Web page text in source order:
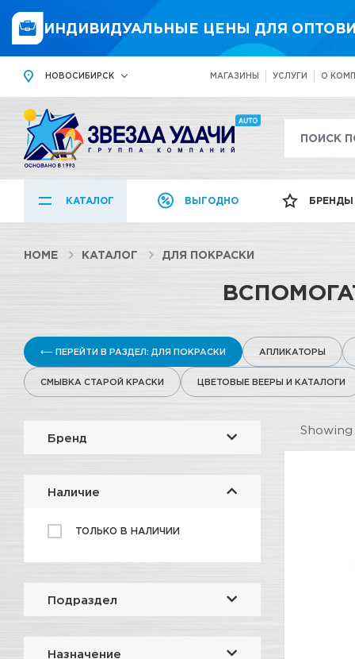
ИНДИВИДУАЛЬНЫЕ ЦЕНЫ ДЛЯ
НОВОСИБИРСК МАГАЗИНЫ УСЛУГИ О
КАТАЛОГ ВЫГОДНО БРЕНДЫ
HOME КАТАЛОГ ДЛЯ ПОКРАСКИ
⟵ ПЕРЕЙТИ В РАЗДЕЛ: ДЛЯ ПОКРАСКИ АПЛИКАТОРЫ
СМЫВКА СТАРОЙ КРАСКИ ЦВЕТОВЫЕ ВЕЕРЫ И КАТАЛОГИ
Бренд
Наличие
ТОЛЬКО В НАЛИЧИИ
Подраздел
Назначение